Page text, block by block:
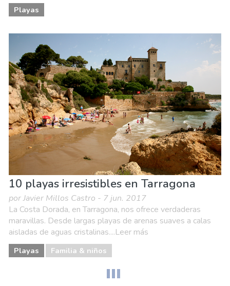
Playas
10 playas irresistibles en Tarragona
por Javier Millos Castro - 7 jun. 2017
La Costa Dorada, en Tarragona, nos ofrece verdaderas
maravillas. Desde largas playas de arenas suaves a calas
aisladas de aguas cristalinas....Leer más
Playas Familia & niños